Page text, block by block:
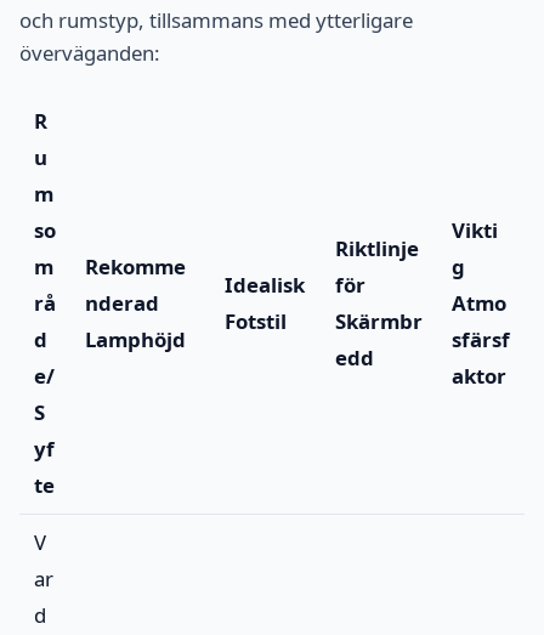
och rumstyp, tillsammans med ytterligare
överväganden:
R
u
m
so
m
rå
d
e/
S
yf
te
Rekomme
nderad
Lamphöjd
Idealisk
Fotstil
Riktlinje
för
Skärmbr
edd
Vikti
g
Atmo
sfärsf
aktor
V
ar
d